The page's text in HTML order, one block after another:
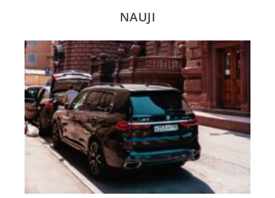
NAUJI